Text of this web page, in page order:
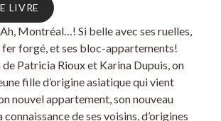
LIVRE
Montréal…! Si belle avec ses ruelles,
fer forgé, et ses bloc-appartements!
Patricia Rioux et Karina Dupuis, on
fille d’origine asiatique qui vient
nouvel appartement, son nouveau
connaissance de ses voisins, d’origines